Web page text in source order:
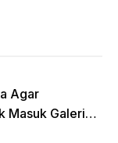
Agar
Masuk Galeri